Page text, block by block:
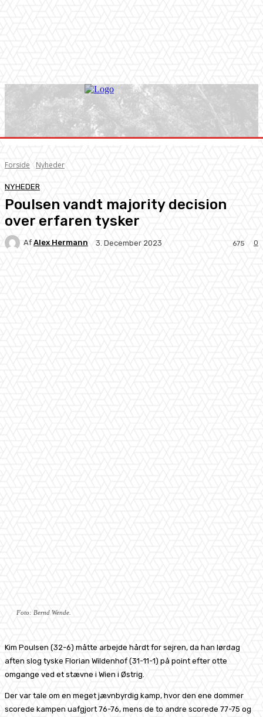
Forside Nyheder
NYHEDER
Poulsen vandt majority decision
over erfaren tysker
Af Alex Hermann 3. December 2023 0
675
Foto: Bernd Wende.
Kim Poulsen (32-6) måtte arbejde hårdt for sejren, da han lørdag
aften slog tyske Florian Wildenhof (31-11-1) på point efter otte
omgange ved et stævne i Wien i Østrig.
Der var tale om en meget jævnbyrdig kamp, hvor den ene dommer
scorede kampen uafgjort 76-76, mens de to andre scorede 77-75 og